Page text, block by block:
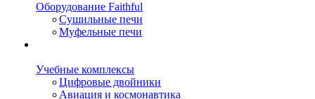
Оборудование Faithful
Сушильные печи
Муфельные печи
Учебные комплексы
Цифровые двойники
Авиация и космонавтика